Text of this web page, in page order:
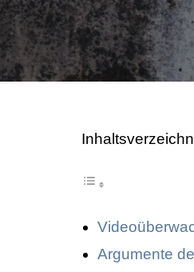
August Image LLC
CBH Rechtsanwälte
Argumente